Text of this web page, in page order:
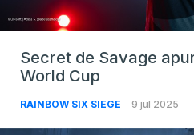
Secret de Savage
World Cup
RAINBOW SIX SIEGE 9 jul 2025